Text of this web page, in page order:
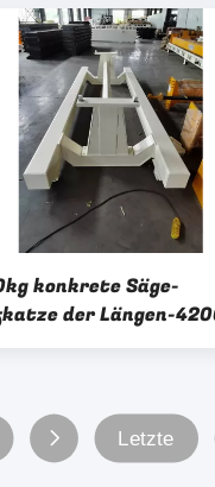
konkrete Säge-
der Längen-
Letzte